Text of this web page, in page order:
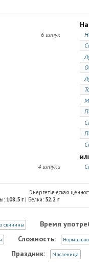
6 штук
4 штуки
Энергетическая
108,5 г| Белки: 52,2 г
свинины
Время
Сложность: Нормально
Праздник: Масленица